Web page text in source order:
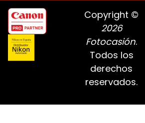
Copyright ©
2026
Fotocasión.
Todos los
derechos
reservados.